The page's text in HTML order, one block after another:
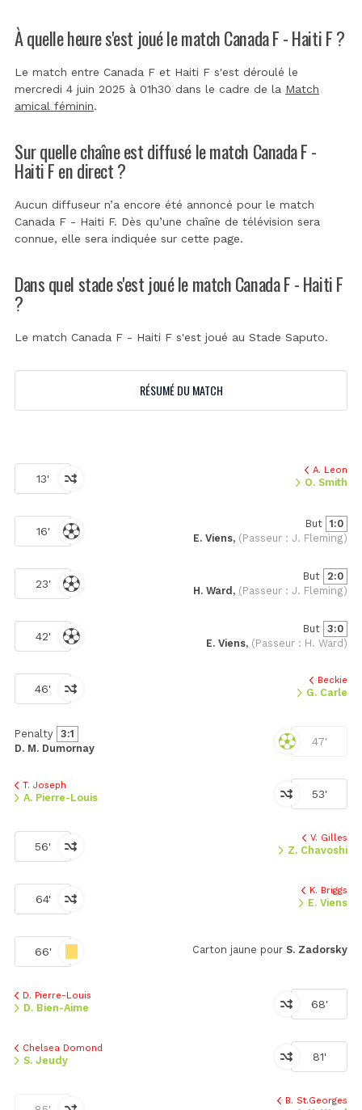
À quelle heure s'est joué le match Canada F - Haiti F ?
Le match entre Canada F et Haiti F s'est déroulé le
mercredi 4 juin 2025 à 01h30 dans le cadre de la Match
amical féminin.
Sur quelle chaîne est diffusé le match Canada F -
Haiti F en direct ?
Aucun diffuseur n’a encore été annoncé pour le match
Canada F - Haiti F. Dès qu’une chaîne de télévision sera
connue, elle sera indiquée sur cette page.
Dans quel stade s'est joué le match Canada F - Haiti F
?
Le match Canada F - Haiti F s'est joué au Stade Saputo.
RÉSUMÉ DU MATCH
13'
A. Leon
O. Smith
16'
But 1:0
E. Viens, (Passeur : J. Fleming)
23'
But 2:0
H. Ward, (Passeur : J. Fleming)
42'
But 3:0
E. Viens, (Passeur : H. Ward)
46'
Beckie
G. Carle
47'
Penalty 3:1
D. M. Dumornay
53'
T. Joseph
A. Pierre-Louis
56'
V. Gilles
Z. Chavoshi
64'
K. Briggs
E. Viens
66' Carton jaune pour S. Zadorsky
68'
D. Pierre-Louis
D. Bien-Aime
81'
Chelsea Domond
S. Jeudy
B. St.Georges